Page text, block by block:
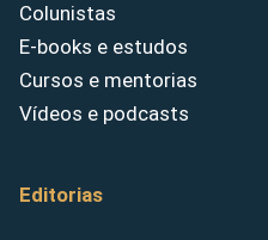
Colunistas
E-books e estudos
Cursos e mentorias
Vídeos e podcasts
Editorias